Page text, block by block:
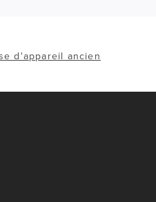
d'appareil ancien